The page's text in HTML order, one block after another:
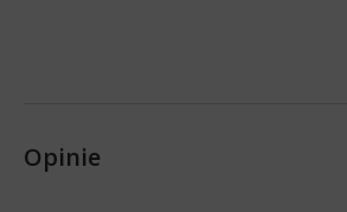
Opinie